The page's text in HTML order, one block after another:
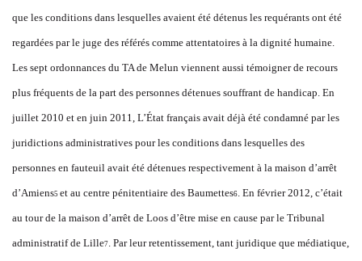
que les conditions dans lesquelles avaient été détenus les requérants ont été
regardées par le juge des référés comme attentatoires à la dignité humaine.
Les sept ordonnances du TA de Melun viennent aussi témoigner de recours
plus fréquents de la part des personnes détenues souffrant de handicap. En
juillet 2010 et en juin 2011, L’État français avait déjà été condamné par les
juridictions administratives pour les conditions dans lesquelles des
personnes en fauteuil avait été détenues respectivement à la maison d’arrêt
d’Amiens5 et au centre pénitentiaire des Baumettes6 . En février 2012, c’était
au tour de la maison d’arrêt de Loos d’être mise en cause par le Tribunal
administratif de Lille7 . Par leur retentissement, tant juridique que médiatique,